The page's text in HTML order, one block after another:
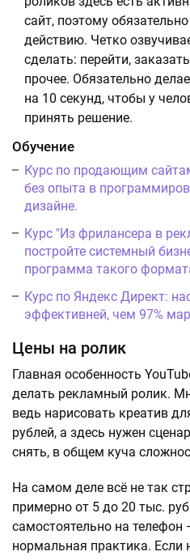
сайт, поэтому
действию. Четко
сделать: перейти,
прочее. Обязательно
на 10 секунд, чтобы у
принять решение.
Обучение
Курс по продающим
без опыта в
дизайне.
Курс "Из фрилансера в
постройте системный
программа такого
Курс по Яндекс Директ:
эффективней, чем 97%
Цены на ролик
Главная особенность
делать рекламный ролик.
ведь нарисовать креатив
рублей, а здесь нужен
снять, в общем куча
На самом деле всё не так
примерно от 5 до 20 тыс.
самостоятельно на телефон
нормальная практика. Если